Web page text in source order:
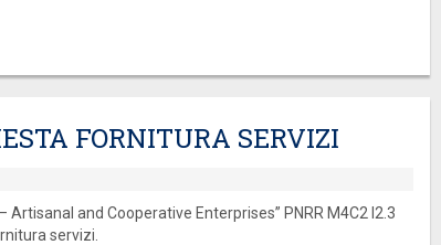
FORNITURA SERVIZI
– Artisanal and Cooperative Enterprises” PNRR M4C2 I2.3
servizi.